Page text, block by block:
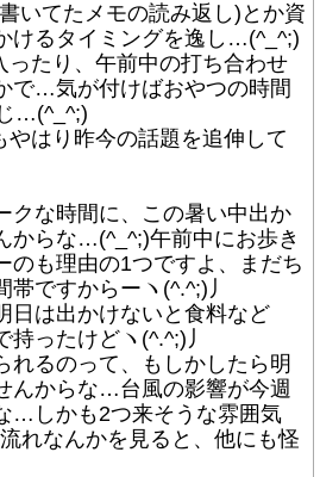
いてたメモの読み返し)とか資
けるタイミングを逸し…(^_^;)
ったり、午前中の打ち合わせ
で…気が付けばおやつの時間
…(^_^;)
はり昨今の話題を追伸して
な時間に、この暑い中出か
からな…(^_^;)午前中にお歩き
のも理由の1つですよ、まだち
帯ですからーヽ(^.^;)丿
は出かけないと食料など
ったけどヽ(^.^;)丿
るのって、もしかしたら明
んからな…台風の影響が今週
…しかも2つ来そうな雰囲気
れなんかを見ると、他にも怪